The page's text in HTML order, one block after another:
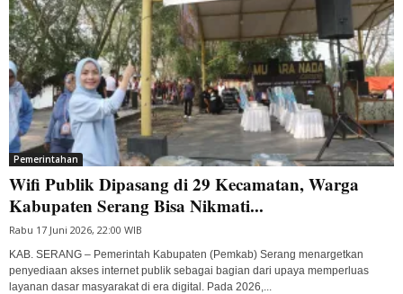
Pemerintahan
Wifi Publik Dipasang di 29 Kecamatan, Warga
Kabupaten Serang Bisa Nikmati...
Rabu 17 Juni 2026, 22:00 WIB
KAB. SERANG – Pemerintah Kabupaten (Pemkab) Serang menargetkan
penyediaan akses internet publik sebagai bagian dari upaya memperluas
layanan dasar masyarakat di era digital. Pada 2026,...